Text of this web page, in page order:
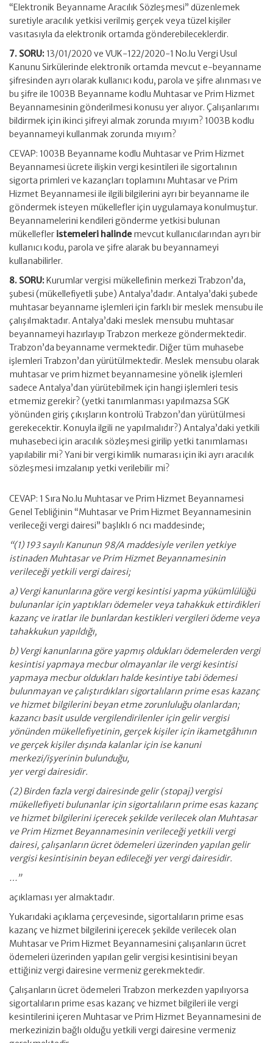
“Elektronik Beyanname Aracılık Sözleşmesi” düzenlemek
suretiyle aracılık yetkisi verilmiş gerçek veya tüzel kişiler
vasıtasıyla da elektronik ortamda gönderebileceklerdir.
7. SORU: 13/01/2020 ve VUK-122/2020-1 No.lu Vergi Usul
Kanunu Sirkülerinde elektronik ortamda mevcut e-beyanname
şifresinden ayrı olarak kullanıcı kodu, parola ve şifre alınması ve
bu şifre ile 1003B Beyanname kodlu Muhtasar ve Prim Hizmet
Beyannamesinin gönderilmesi konusu yer alıyor. Çalışanlarımı
bildirmek için ikinci şifreyi almak zorunda mıyım? 1003B kodlu
beyannameyi kullanmak zorunda mıyım?
CEVAP: 1003B Beyanname kodlu Muhtasar ve Prim Hizmet
Beyannamesi ücrete ilişkin vergi kesintileri ile sigortalının
sigorta primleri ve kazançları toplamını Muhtasar ve Prim
Hizmet Beyannamesi ile ilgili bilgilerini ayrı bir beyanname ile
göndermek isteyen mükellefler için uygulamaya konulmuştur.
Beyannamelerini kendileri gönderme yetkisi bulunan
mükellefler istemeleri halindemevcut kullanıcılarından ayrı bir
kullanıcı kodu, parola ve şifre alarak bu beyannameyi
kullanabilirler.
8. SORU:Kurumlar vergisi mükellefinin merkezi Trabzon’da,
şubesi (mükellefiyetli şube) Antalya’dadır. Antalya’daki şubede
muhtasar beyanname işlemleri için farklı bir meslek mensubu ile
çalışılmaktadır. Antalya’daki meslek mensubu muhtasar
beyannameyi hazırlayıp Trabzon merkeze göndermektedir.
Trabzon’da beyanname vermektedir. Diğer tüm muhasebe
işlemleri Trabzon’dan yürütülmektedir. Meslek mensubu olarak
muhtasar ve prim hizmet beyannamesine yönelik işlemleri
sadece Antalya’dan yürütebilmek için hangi işlemleri tesis
etmemiz gerekir? (yetki tanımlanması yapılmazsa SGK
yönünden giriş çıkışların kontrolü Trabzon’dan yürütülmesi
gerekecektir. Konuyla ilgili ne yapılmalıdır?) Antalya’daki yetkili
muhasebeci için aracılık sözleşmesi girilip yetki tanımlaması
yapılabilir mi? Yani bir vergi kimlik numarası için iki ayrı aracılık
sözleşmesi imzalanıp yetki verilebilir mi?
CEVAP: 1 Sıra No.lu Muhtasar ve Prim Hizmet Beyannamesi
Genel Tebliğinin “Muhtasar ve Prim Hizmet Beyannamesinin
verileceği vergi dairesi” başlıklı 6 ncı maddesinde;
“(1) 193 sayılı Kanunun 98/A maddesiyle verilen yetkiye
istinaden Muhtasar ve Prim Hizmet Beyannamesinin
verileceği yetkili vergi dairesi;
a) Vergi kanunlarına göre vergi kesintisi yapma yükümlülüğü
bulunanlar için yaptıkları ödemeler veya tahakkuk ettirdikleri
kazanç ve iratlar ile bunlardan kestikleri vergileri ödeme veya
tahakkukun yapıldığı,
b) Vergi kanunlarına göre yapmış oldukları ödemelerden vergi
kesintisi yapmaya mecbur olmayanlar ile vergi kesintisi
yapmaya mecbur oldukları halde kesintiye tabi ödemesi
bulunmayan ve çalıştırdıkları sigortalıların prime esas kazanç
ve hizmet bilgilerini beyan etme zorunluluğu olanlardan;
kazancı basit usulde vergilendirilenler için gelir vergisi
yönünden mükellefiyetinin, gerçek kişiler için ikametgâhının
ve gerçek kişiler dışında kalanlar için ise kanuni
merkezi/işyerinin bulunduğu,
yer vergi dairesidir.
(2) Birden fazla vergi dairesinde gelir (stopaj) vergisi
mükellefiyeti bulunanlar için sigortalıların prime esas kazanç
ve hizmet bilgilerini içerecek şekilde verilecek olan Muhtasar
ve Prim Hizmet Beyannamesinin verileceği yetkili vergi
dairesi, çalışanların ücret ödemeleri üzerinden yapılan gelir
vergisi kesintisinin beyan edileceği yer vergi dairesidir.
…”
açıklaması yer almaktadır.
Yukarıdaki açıklama çerçevesinde, sigortalıların prime esas
kazanç ve hizmet bilgilerini içerecek şekilde verilecek olan
Muhtasar ve Prim Hizmet Beyannamesini çalışanların ücret
ödemeleri üzerinden yapılan gelir vergisi kesintisini beyan
ettiğiniz vergi dairesine vermeniz gerekmektedir.
Çalışanların ücret ödemeleri Trabzon merkezden yapılıyorsa
sigortalıların prime esas kazanç ve hizmet bilgileri ile vergi
kesintilerini içeren Muhtasar ve Prim Hizmet Beyannamesini de
merkezinizin bağlı olduğu yetkili vergi dairesine vermeniz